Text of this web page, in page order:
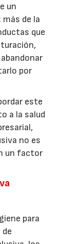
un
de la
que
por
este
a la salud
no es
un factor
para